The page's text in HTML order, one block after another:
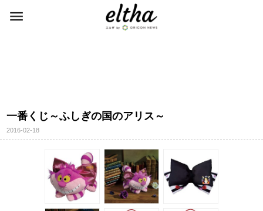
一番くじ～ふしぎの国のアリス～
2016-02-18